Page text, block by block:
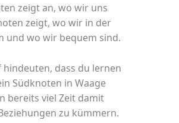
zeigt an, wo wir uns
zeigt, wo wir in der
und wo wir bequem sind.
dass du lernen
Südknoten in Waage
bereits viel Zeit damit
zu kümmern.